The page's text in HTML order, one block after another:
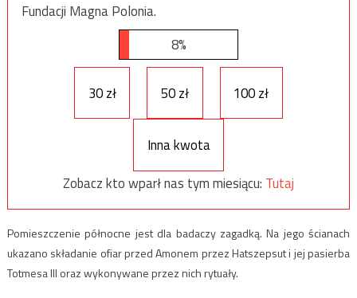
Fundacji Magna Polonia.
8%
30 zł 50 zł 100 zł
Inna kwota
Zobacz kto wparł nas tym miesiącu: Tutaj
Pomieszczenie północne jest dla badaczy zagadką. Na jego ścianach
ukazano składanie ofiar przed Amonem przez Hatszepsut i jej pasierba
Totmesa III oraz wykonywane przez nich rytuały.